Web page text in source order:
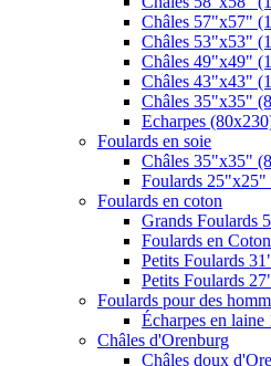
Châles 57"x57"
Châles 53"x53"
Châles 49"x49"
Châles 43"x43"
Châles 35"x35"
Echarpes
Foulards en soie
Châles 35"x35"
Foulards 25"x25"
Foulards en coton
Grands Foulards
Foulards en
Petits Foulards
Petits Foulards
Foulards pour des
Écharpes en
Châles d'Orenburg
Châles doux